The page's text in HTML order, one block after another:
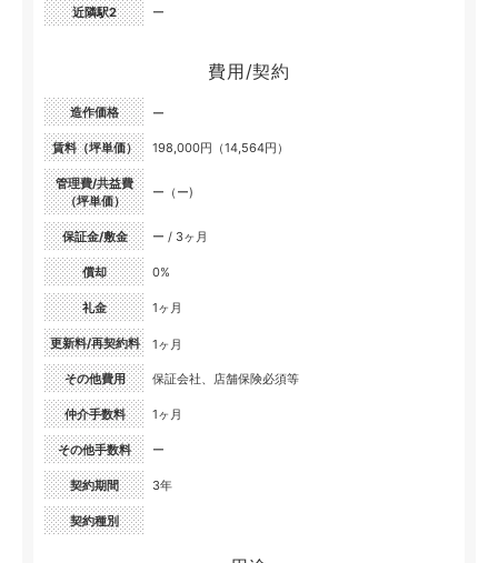
近隣駅2 ー
費用/契約
造作価格 ー
賃料（坪単価） 198,000円（14,564円）
管理費/共益費
（坪単価）
ー（ー)
保証金/敷金 ー / 3ヶ月
償却 0%
礼金 1ヶ月
更新料/再契約料 1ヶ月
その他費用 保証会社、店舗保険必須等
仲介手数料 1ヶ月
その他手数料 ー
契約期間 3年
契約種別